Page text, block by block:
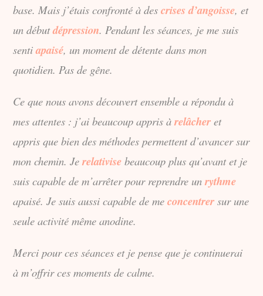
base. Mais j’étais confronté à descrises d’angoisse, et
undébut dépression. Pendant les séances, je me suis
sentiapaisé, un moment de détente dans mon
quotidien. Pas de gêne.
Ce que nous avons découvert ensemble a répondu à
mes attentes : j’ai beaucoup appris àrelâcher et
appris que bien des méthodes permettent d’avancer sur
mon chemin. Jerelativise beaucoup plus qu’avant et je
suis capable de m’arrêter pour reprendre unrythme
apaisé. Je suis aussi capable de meconcentrer sur une
seule activité même anodine.
Merci pour ces séances et je pense que je continuerai
à m’offrir ces moments de calme.